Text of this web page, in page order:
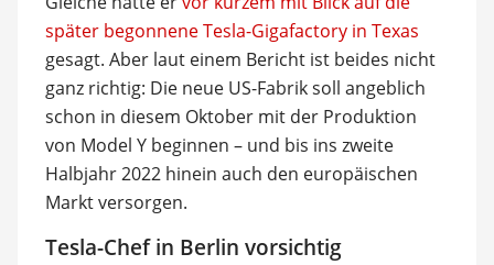
später begonnene Tesla-Gigafactory in Texas
gesagt. Aber laut einem Bericht ist beides nicht
ganz richtig: Die neue US-Fabrik soll angeblich
schon in diesem Oktober mit der Produktion
von Model Y beginnen – und bis ins zweite
Halbjahr 2022 hinein auch den europäischen
Markt versorgen.
Tesla-Chef in Berlin vorsichtig